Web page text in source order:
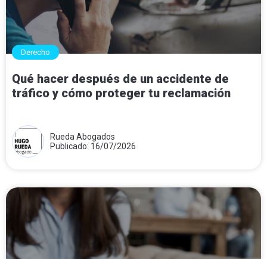
Derecho
Qué hacer después de un accidente de
tráfico y cómo proteger tu reclamación
Rueda Abogados
Publicado: 16/07/2026